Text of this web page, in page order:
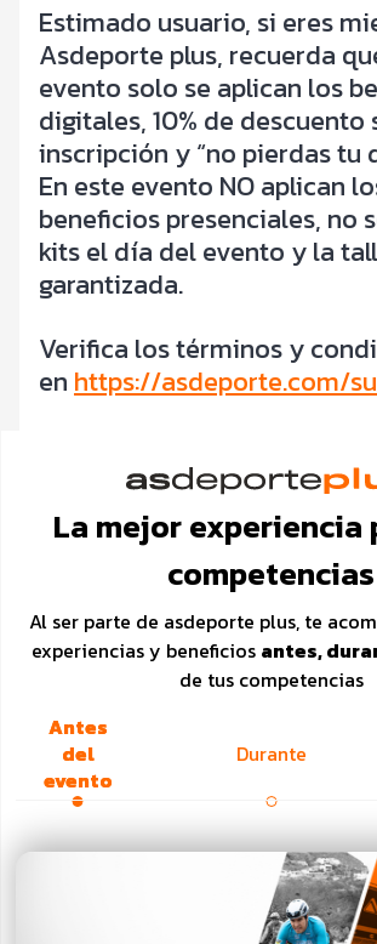
Estimado usuario, si eres
Asdeporte plus, recuerda
evento solo se aplican los
digitales, 10% de descuento
inscripción y “no pierdas tu
En este evento NO aplican
beneficios presenciales, no
kits el día del evento y la
garantizada.
Verifica los términos y
en https://asdeporte.com/
La mejor experiencia
competencias
Al ser parte de asdeporte plus, te
experiencias y beneficios antes,
de tus competencias
Antes
del
evento
Durante